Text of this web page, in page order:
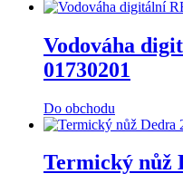
Vodováha
01730201
Do obchodu
Termický nůž